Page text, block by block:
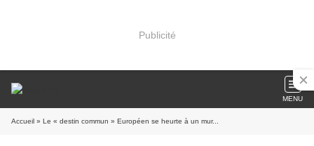
Publicité
MENU
Accueil » Le « destin commun » Européen se heurte à un mur...